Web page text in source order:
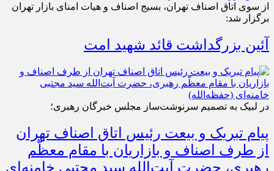
از سوی اتاق اصناف تهران، بسیج اصناف و هیات امنای بازار تهران
برگزار شد:
آئین بزرگداشت قائد شهید امت
در لبیک به تصمیم سرنوشت‌ساز مجلس خبرگان رهبری؛
پیام تبریک و بیعت رئیس اتاق اصناف تهران
از طرف اصناف و بازاریان با مقام معظّم
رهبری، حضرت آیت‌الله سید مجتبی خامنه‌ای